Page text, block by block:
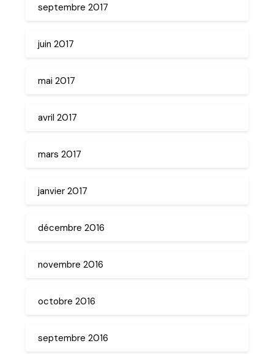
septembre 2017
juin 2017
mai 2017
avril 2017
mars 2017
janvier 2017
décembre 2016
novembre 2016
octobre 2016
septembre 2016